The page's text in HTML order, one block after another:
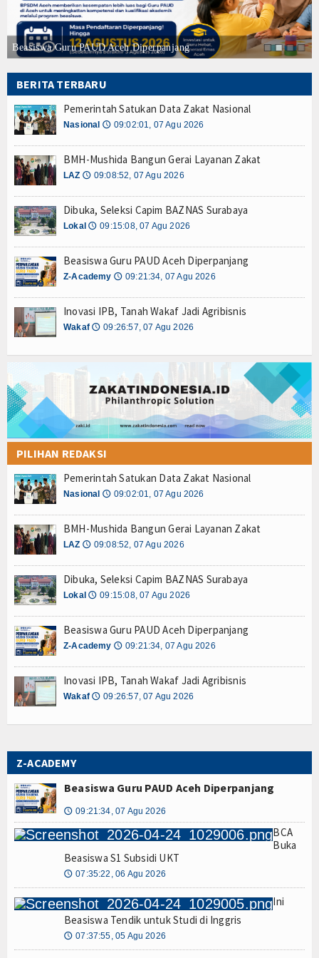
Mustahik
Muzaki
Palestina
Wakaf
Wasiat dan DSKL
Z-UPDATE
Z-Academy
Z-Commerce
Z-Celeb
Z-Spirit
Z-Jurnal
Z-Tech
Z-Travel
PROFIL
Filantroper
Zakatpedia
Organisasi Filantropi
HIKMAH
Opini
Cerpen
Resensi
Z-STORY
Z-Story Nasional
Galeri
Agenda
Indeks Berita
Beasiswa Guru PAUD Aceh Diperpanjang
BERITA TERBARU
Pemerintah Satukan Data Zakat Nasional
Nasional 🕔 09:02:01, 07 Agu 2026
BMH-Mushida Bangun Gerai Layanan Zakat
LAZ 🕔 09:08:52, 07 Agu 2026
Dibuka, Seleksi Capim BAZNAS Surabaya
Lokal 🕔 09:15:08, 07 Agu 2026
Beasiswa Guru PAUD Aceh Diperpanjang
Z-Academy 🕔 09:21:34, 07 Agu 2026
Inovasi IPB, Tanah Wakaf Jadi Agribisnis
Wakaf 🕔 09:26:57, 07 Agu 2026
PILIHAN REDAKSI
Pemerintah Satukan Data Zakat Nasional
Nasional 🕔 09:02:01, 07 Agu 2026
BMH-Mushida Bangun Gerai Layanan Zakat
LAZ 🕔 09:08:52, 07 Agu 2026
Dibuka, Seleksi Capim BAZNAS Surabaya
Lokal 🕔 09:15:08, 07 Agu 2026
Beasiswa Guru PAUD Aceh Diperpanjang
Z-Academy 🕔 09:21:34, 07 Agu 2026
Inovasi IPB, Tanah Wakaf Jadi Agribisnis
Wakaf 🕔 09:26:57, 07 Agu 2026
Z-ACADEMY
Beasiswa Guru PAUD Aceh Diperpanjang
🕔 09:21:34, 07 Agu 2026
BCA
Buka
Beasiswa S1 Subsidi UKT
🕔 07:35:22, 06 Agu 2026
Ini
Beasiswa Tendik untuk Studi di Inggris
🕔 07:37:55, 05 Agu 2026